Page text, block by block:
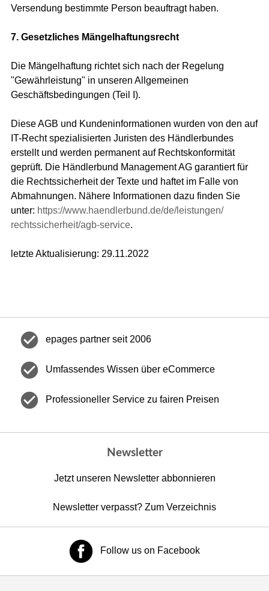
Versendung bestimmte Person beauftragt haben.
7. Gesetzliches Mängelhaftungsrecht
Die Mängelhaftung richtet sich nach der Regelung
"Gewährleistung" in unseren Allgemeinen
Geschäftsbedingungen (Teil I).
Diese AGB und Kundeninformationen wurden von den auf
IT-Recht spezialisierten Juristen des Händlerbundes
erstellt und werden permanent auf Rechtskonformität
geprüft. Die Händlerbund Management AG garantiert für
die Rechtssicherheit der Texte und haftet im Falle von
Abmahnungen. Nähere Informationen dazu finden Sie
unter: https://www.haendlerbund.de/de/leistungen/
rechtssicherheit/agb-service.
letzte Aktualisierung: 29.11.2022
check_circle epages partner seit 2006
check_circle Umfassendes Wissen über eCommerce
check_circle Professioneller Service zu fairen Preisen
Newsletter
Jetzt unseren Newsletter abbonnieren
Newsletter verpasst? Zum Verzeichnis
Follow us on Facebook